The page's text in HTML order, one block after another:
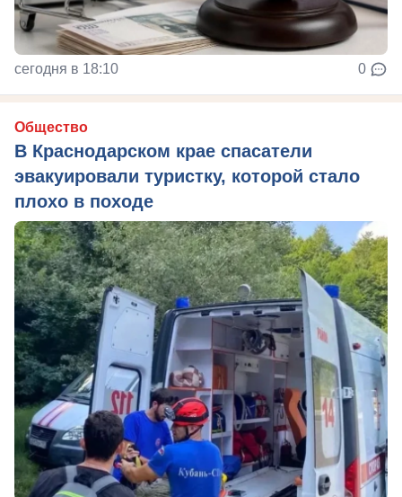
сегодня в 18:10 0
Общество
В Краснодарском крае спасатели
эвакуировали туристку, которой стало
плохо в походе